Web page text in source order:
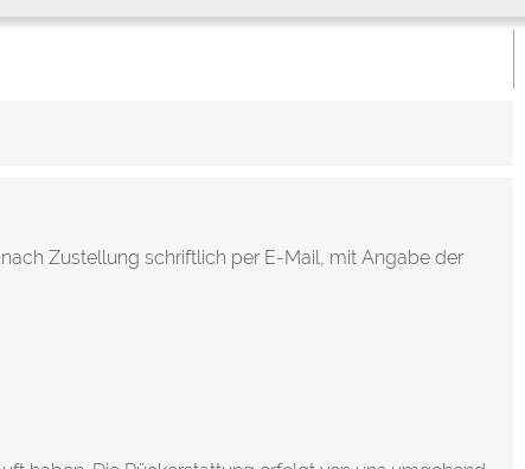
Zustellung schriftlich per E-Mail, mit Angabe der